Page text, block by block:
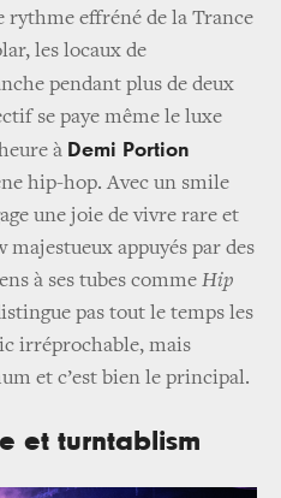
effréné de la Trance
les locaux de
pendant plus de deux
se paye même le luxe
à Demi Portion
hip-hop. Avec un smile
une joie de vivre rare et
majestueux appuyés par des
à ses tubes comme Hip
pas tout le temps les
irréprochable, mais
et c’est bien le principal.
et turntablism